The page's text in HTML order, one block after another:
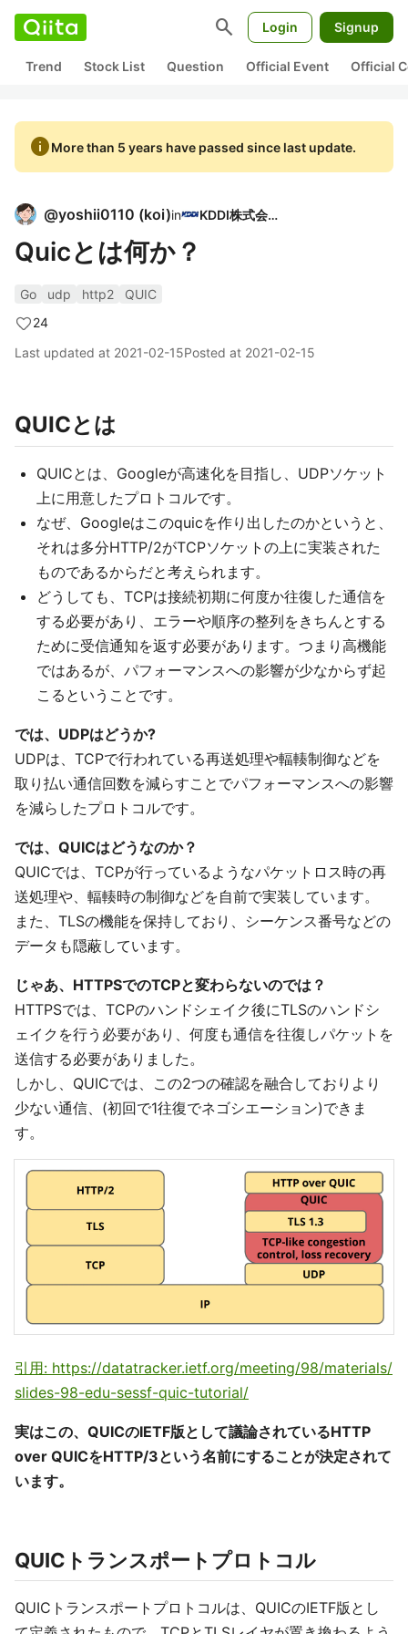
search Login Signup
Trend Stock List Question Official Event Official
infoMore than 5 years have passed since last update.
@yoshii0110 (koi)in KDDI株式会社
Quicとは何か？
Go udp http2
QUIC
24
Last updated at 2021-02-15Posted at 2021-02-15
QUICとは
QUICとは、Googleが高速化を目指し、UDPソケット
上に用意したプロトコルです。
なぜ、Googleはこのquicを作り出したのかというと、
それは多分HTTP/2がTCPソケットの上に実装された
ものであるからだと考えられます。
どうしても、TCPは接続初期に何度か往復した通信を
する必要があり、エラーや順序の整列をきちんとする
ために受信通知を返す必要があります。つまり高機能
ではあるが、パフォーマンスへの影響が少なからず起
こるということです。
では、UDPはどうか?
UDPは、TCPで行われている再送処理や輻輳制御などを
取り払い通信回数を減らすことでパフォーマンスへの影響
を減らしたプロトコルです。
では、QUICはどうなのか？
QUICでは、TCPが行っているようなパケットロス時の再
送処理や、輻輳時の制御などを自前で実装しています。
また、TLSの機能を保持しており、シーケンス番号などの
データも隠蔽しています。
じゃあ、HTTPSでのTCPと変わらないのでは？
HTTPSでは、TCPのハンドシェイク後にTLSのハンドシ
ェイクを行う必要があり、何度も通信を往復しパケットを
送信する必要がありました。
しかし、QUICでは、この2つの確認を融合しておりより
少ない通信、(初回で1往復でネゴシエーション)できま
す。
引用: https://datatracker.ietf.org/meeting/98/materials/
slides-98-edu-sessf-quic-tutorial/
実はこの、QUICのIETF版として議論されているHTTP
over QUICをHTTP/3という名前にすることが決定されて
います。
QUICトランスポートプロトコル
QUICトランスポートプロトコルは、QUICのIETF版とし